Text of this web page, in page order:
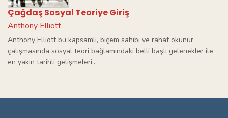
Çağdaş Sosyal Teoriye Giriş
Anthony Elliott
Anthony Elliott bu kapsamlı, biçem sahibi ve rahat okunur
çalışmasında sosyal teori bağlamındaki belli başlı gelenekler ile
en yakın tarihli gelişmeleri...